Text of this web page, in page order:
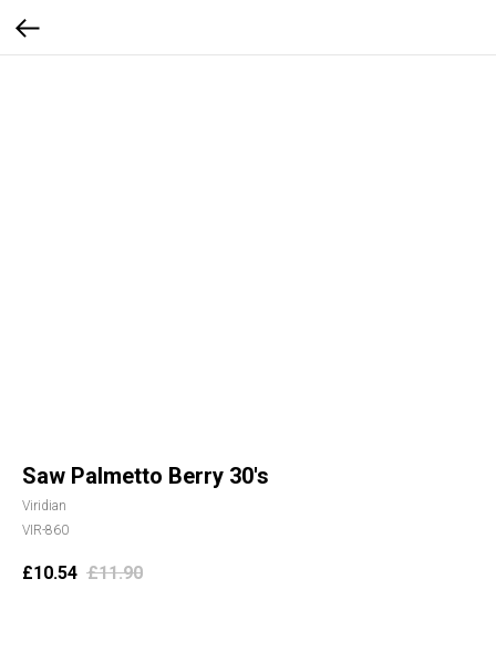
Saw Palmetto Berry 30's
Viridian
VIR-860
£10.54 £11.90